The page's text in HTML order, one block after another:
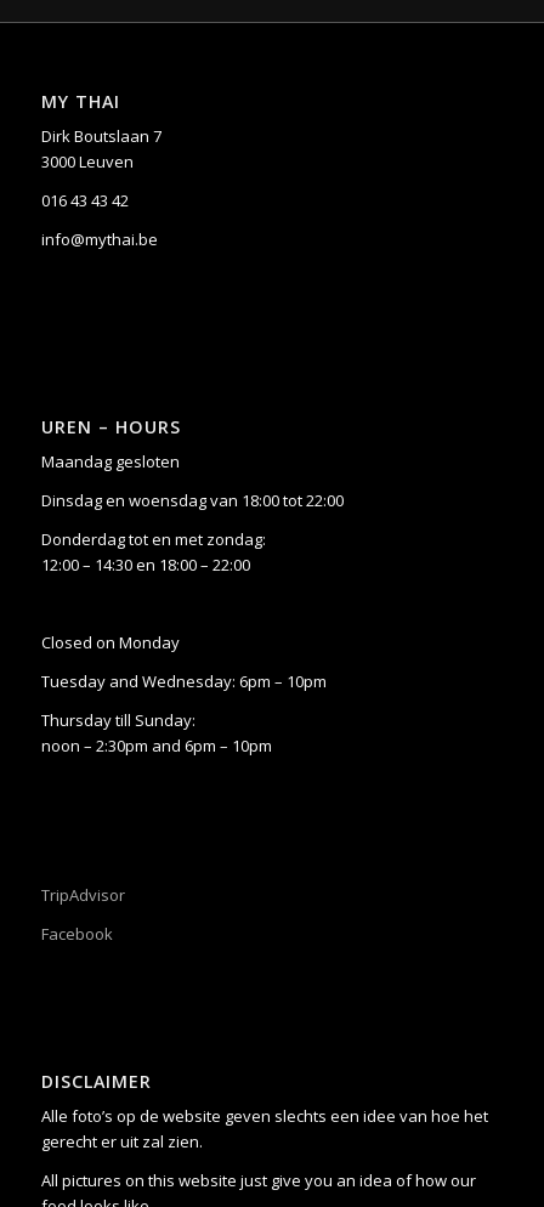
MY THAI
Dirk Boutslaan 7
3000 Leuven
016 43 43 42
info@mythai.be
UREN – HOURS
Maandag gesloten
Dinsdag en woensdag van 18:00 tot 22:00
Donderdag tot en met zondag:
12:00 – 14:30 en 18:00 – 22:00
Closed on Monday
Tuesday and Wednesday: 6pm – 10pm
Thursday till Sunday:
noon – 2:30pm and 6pm – 10pm
TripAdvisor
Facebook
DISCLAIMER
Alle foto’s op de website geven slechts een idee van hoe het
gerecht er uit zal zien.
All pictures on this website just give you an idea of how our